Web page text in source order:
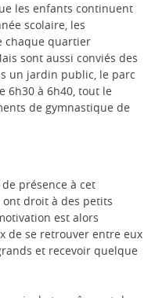
les enfants continuent
scolaire, les
chaque quartier
sont aussi conviés des
un jardin public, le parc
6h30 à 6h40, tout le
de gymnastique de
présence à cet
ont droit à des petits
est alors
de se retrouver entre eux
et recevoir quelque